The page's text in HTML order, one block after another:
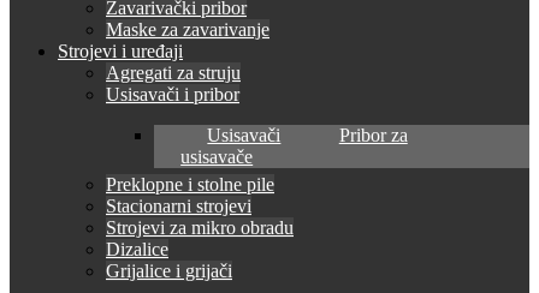
Zavarivački pribor
Maske za zavarivanje
Strojevi i uređaji
Agregati za struju
Usisavači i pribor
Usisavači
Pribor za
usisavače
Preklopne i stolne pile
Stacionarni strojevi
Strojevi za mikro obradu
Dizalice
Grijalice i grijači